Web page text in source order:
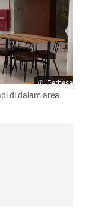
Perbesar
di dalam area